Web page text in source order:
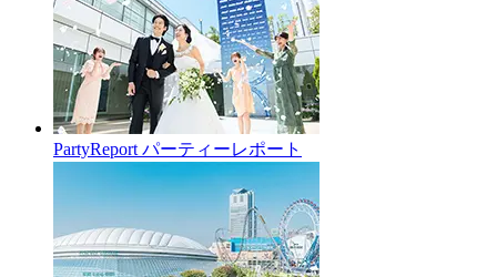
PartyReport パーティーレポート